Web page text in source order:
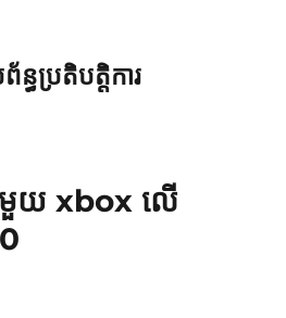
ន្ធប្រតិបត្តិការ
យ xbox លើ